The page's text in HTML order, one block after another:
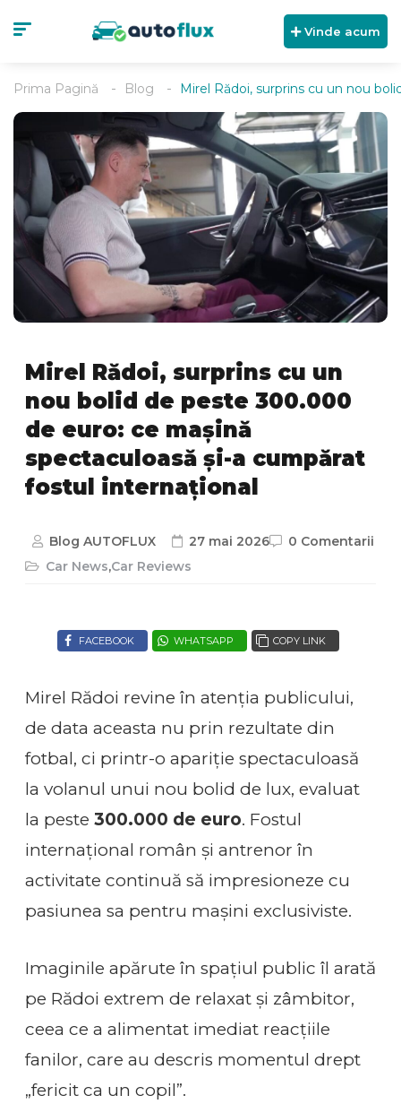
Vinde acum
Prima Pagină Blog Mirel Rădoi, surprins cu un nou
Mirel Rădoi, surprins cu un
nou bolid de peste 300.000
de euro: ce mașină
spectaculoasă și-a cumpărat
fostul internațional
Blog AUTOFLUX 27 mai 2026
0 Comentarii
Car News,Car Reviews
FACEBOOK WHATSAPP COPY LINK
Mirel Rădoi revine în atenția publicului,
de data aceasta nu prin rezultate din
fotbal, ci printr-o apariție spectaculoasă
la volanul unui nou bolid de lux, evaluat
la peste 300.000 de euro. Fostul
internațional român și antrenor în
activitate continuă să impresioneze cu
pasiunea sa pentru mașini exclusiviste.
Imaginile apărute în spațiul public îl arată
pe Rădoi extrem de relaxat și zâmbitor,
ceea ce a alimentat imediat reacțiile
fanilor, care au descris momentul drept
„fericit ca un copil”.